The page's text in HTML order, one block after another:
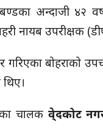
अन्दाजी ४२
नायब उपरीक्षक
गरिएका बोहराको
चालक वे्दकोट